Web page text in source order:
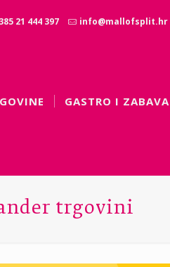
21 444 397 info@mallofsplit.hr
GASTRO I ZABAVA
trgovini